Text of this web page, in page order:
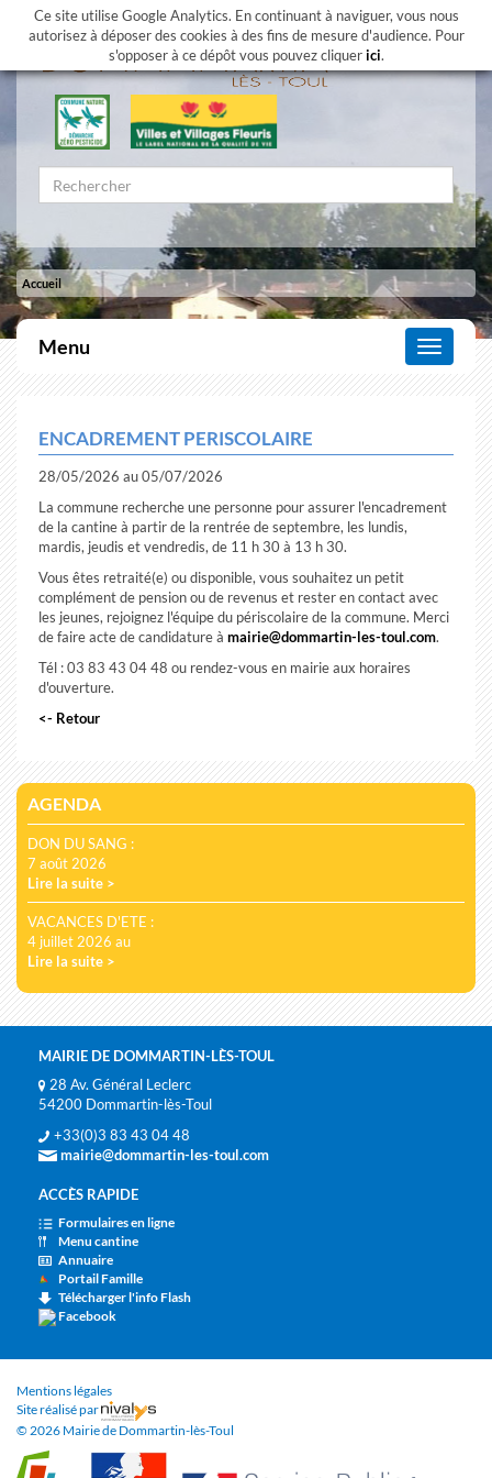
Ce site utilise Google Analytics. En continuant à naviguer, vous nous
autorisez à déposer des cookies à des fins de mesure d'audience. Pour
s'opposer à ce dépôt vous pouvez cliquerici.
Accueil
le
menu
Menu
ENCADREMENT PERISCOLAIRE
28/05/2026 au 05/07/2026
La commune recherche une personne pour assurer l'encadrement
de la cantine à partir de la rentrée de septembre, les lundis,
mardis, jeudis et vendredis, de 11 h 30 à 13 h 30.
Vous êtes retraité(e) ou disponible, vous souhaitez un petit
complément de pension ou de revenus et rester en contact avec
les jeunes, rejoignez l'équipe du périscolaire de la commune. Merci
de faire acte de candidature à mairie@dommartin-les-toul.com.
Tél : 03 83 43 04 48 ou rendez-vous en mairie aux horaires
d'ouverture.
<- Retour
AGENDA
DON DU SANG :
7 août 2026
Lire la suite >
VACANCES D'ETE :
4 juillet 2026 au
Lire la suite >
MAIRIE DE DOMMARTIN-LÈS-TOUL
28 Av. Général Leclerc
54200 Dommartin-lès-Toul
+33(0)3 83 43 04 48
mairie@dommartin-les-toul.com
ACCÈS RAPIDE
Formulaires en ligne
Menu cantine
Annuaire
Portail Famille
Télécharger l'info Flash
Facebook
Mentions légales
Site réalisé par
© 2026 Mairie de Dommartin-lès-Toul